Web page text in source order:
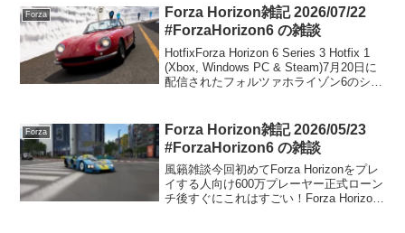
入 | ニュース | auto...
Forza
Forza Horizon雑記 2026/07/22
#ForzaHorizon6 の雑談
HotfixForza Horizon 6 Series 3 Hotfix 1
(Xbox, Windows PC & Steam)7月20日に
配信されたフォルツァホライゾン6のシリ
Forza
Forza Horizon雑記 2026/05/23
#ForzaHorizon6 の雑談
風籟雑談今回初めてForza Horizonをプレ
イする人向け600万プレーヤー正式ローン
チ後すぐにこれはすごい！Forza Horizon